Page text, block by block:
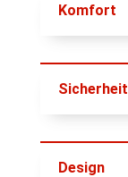
Komfort
Sicherheit
Design